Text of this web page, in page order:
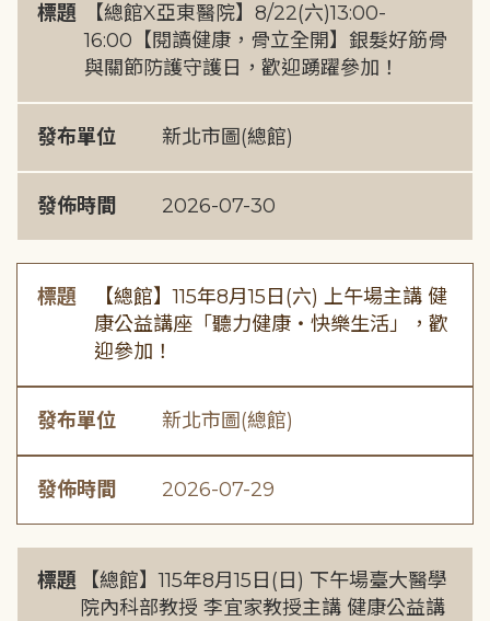
標題
【總館X亞東醫院】8/22(六)13:00-
16:00【閱讀健康，骨立全開】銀髮好筋骨
與關節防護守護日，歡迎踴躍參加！
發布單位 新北市圖(總館)
發佈時間 2026-07-30
標題
【總館】115年8月15日(六) 上午場主講 健
康公益講座「聽力健康・快樂生活」，歡
迎參加！
發布單位 新北市圖(總館)
發佈時間 2026-07-29
標題
【總館】115年8月15日(日) 下午場臺大醫學
院內科部教授 李宜家教授主講 健康公益講